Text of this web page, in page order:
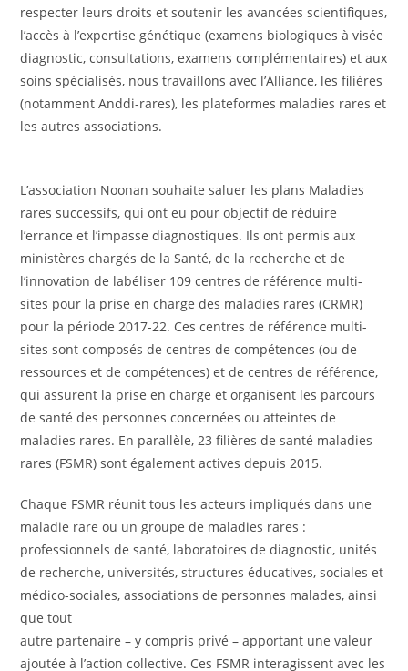
respecter leurs droits et soutenir les avancées scientifiques,
l’accès à l’expertise génétique (examens biologiques à visée
diagnostic, consultations, examens complémentaires) et aux
soins spécialisés, nous travaillons avec l’Alliance, les filières
(notamment Anddi-rares), les plateformes maladies rares et
les autres associations.
L’association Noonan souhaite saluer les plans Maladies
rares successifs, qui ont eu pour objectif de réduire
l’errance et l’impasse diagnostiques. Ils ont permis aux
ministères chargés de la Santé, de la recherche et de
l’innovation de labéliser 109 centres de référence multi-
sites pour la prise en charge des maladies rares (CRMR)
pour la période 2017-22. Ces centres de référence multi-
sites sont composés de centres de compétences (ou de
ressources et de compétences) et de centres de référence,
qui assurent la prise en charge et organisent les parcours
de santé des personnes concernées ou atteintes de
maladies rares. En parallèle, 23 filières de santé maladies
rares (FSMR) sont également actives depuis 2015.
Chaque FSMR réunit tous les acteurs impliqués dans une
maladie rare ou un groupe de maladies rares :
professionnels de santé, laboratoires de diagnostic, unités
de recherche, universités, structures éducatives, sociales et
médico-sociales, associations de personnes malades, ainsi
que tout
autre partenaire – y compris privé – apportant une valeur
ajoutée à l’action collective. Ces FSMR interagissent avec les